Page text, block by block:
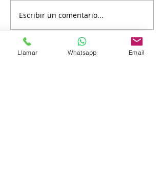
Escribir un comentario...
Lo más nuevo
Llamar Whatsapp Email